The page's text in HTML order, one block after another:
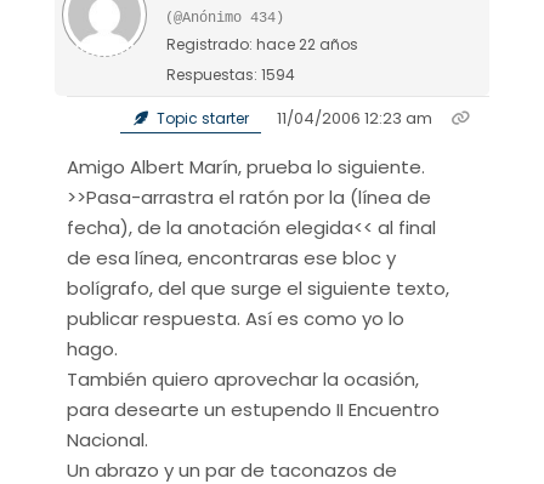
(@Anónimo 434)
Registrado: hace 22 años
Respuestas: 1594
Topic starter 11/04/2006 12:23 am
Amigo Albert Marín, prueba lo siguiente.
>>Pasa-arrastra el ratón por la (línea de
fecha), de la anotación elegida<< al final
de esa línea, encontraras ese bloc y
bolígrafo, del que surge el siguiente texto,
publicar respuesta. Así es como yo lo
hago.
También quiero aprovechar la ocasión,
para desearte un estupendo II Encuentro
Nacional.
Un abrazo y un par de taconazos de